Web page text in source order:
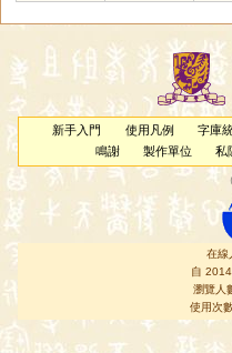
新手入門 使用凡例 字庫
鳴謝
製作單位 私
（
在線
自
瀏覽人
使用次